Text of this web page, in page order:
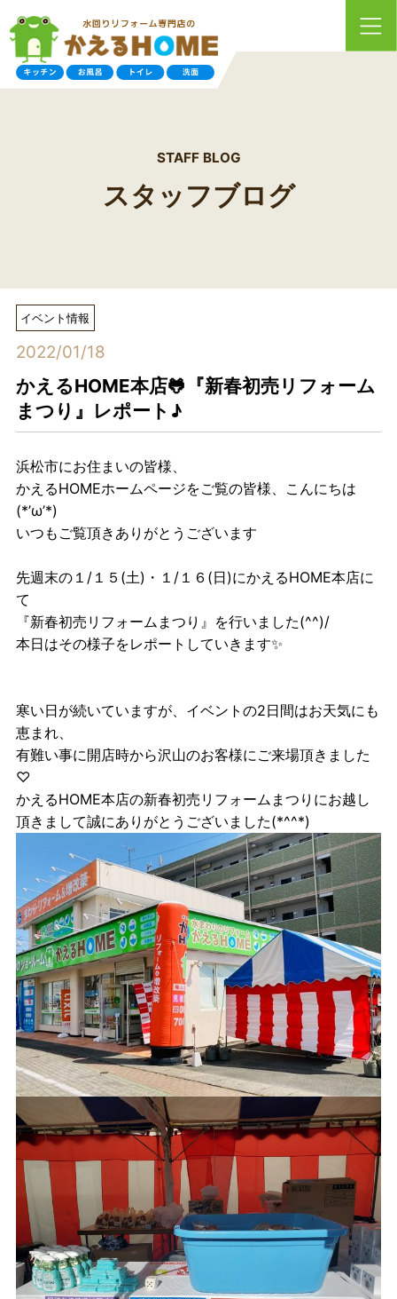
STAFF BLOG
スタッフブログ
イベント情報
2022/01/18
かえるHOME本店🐸『新春初売リフォーム
まつり』レポート♪
浜松市にお住まいの皆様、
かえるHOMEホームページをご覧の皆様、こんにちは
(*’ω’*)
いつもご覧頂きありがとうございます
先週末の１/１５(土)・１/１６(日)にかえるHOME本店に
て
『新春初売リフォームまつり』を行いました(^^)/
本日はその様子をレポートしていきます✨
寒い日が続いていますが、イベントの2日間はお天気にも
恵まれ、
有難い事に開店時から沢山のお客様にご来場頂きました
♡
かえるHOME本店の新春初売リフォームまつりにお越し
頂きまして誠にありがとうございました(*^^*)